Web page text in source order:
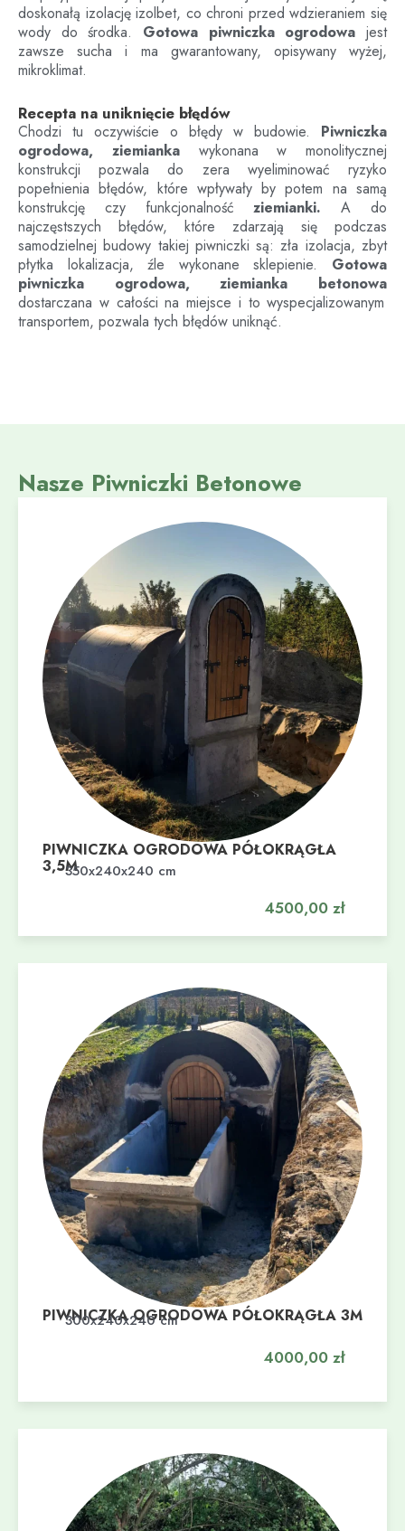
doskonałą izolację izolbet, co chroni przed wdzieraniem się
wody do środka. Gotowa piwniczka ogrodowa jest
zawsze sucha i ma gwarantowany, opisywany wyżej,
mikroklimat.
Recepta na uniknięcie błędów
Chodzi tu oczywiście o błędy w budowie. Piwniczka
ogrodowa, ziemiankawykonana w monolitycznej
konstrukcji pozwala do zera wyeliminować ryzyko
popełnienia błędów, które wpływały by potem na samą
konstrukcję czy funkcjonalnośćziemianki. A do
najczęstszych błędów, które zdarzają się podczas
samodzielnej budowy takiej piwniczki są: zła izolacja, zbyt
płytka lokalizacja, źle wykonane sklepienie. Gotowa
piwniczka ogrodowa, ziemianka betonowa
dostarczana w całości na miejsce i to wyspecjalizowanym
transportem, pozwala tych błędów uniknąć.
Nasze Piwniczki Betonowe
PIWNICZKA OGRODOWA PÓŁOKRĄGŁA
3,5M350x240x240 cm
4500,00 zł
Dodaj do koszyka
PIWNICZKA OGRODOWA PÓŁOKRĄGŁA 3M
300x240x240 cm
4000,00 zł
Dodaj do koszyka